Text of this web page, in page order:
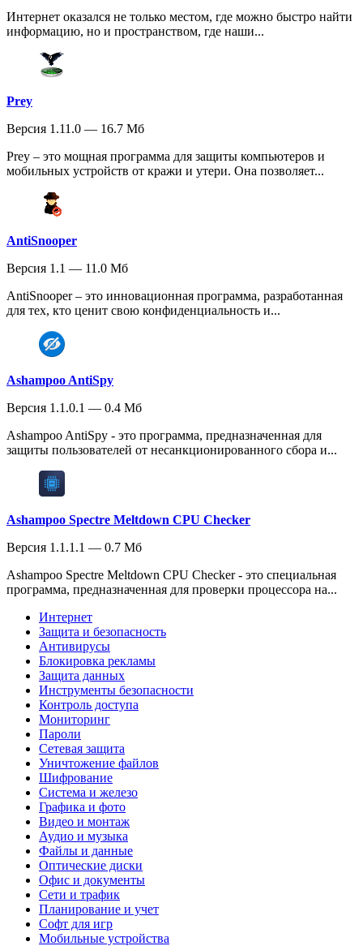
Интернет оказался не только местом, где можно быстро найти
информацию, но и пространством, где наши...
Prey
Версия 1.11.0 — 16.7 Мб
Prey – это мощная программа для защиты компьютеров и
мобильных устройств от кражи и утери. Она позволяет...
AntiSnooper
Версия 1.1 — 11.0 Мб
AntiSnooper – это инновационная программа, разработанная
для тех, кто ценит свою конфиденциальность и...
Ashampoo AntiSpy
Версия 1.1.0.1 — 0.4 Мб
Ashampoo AntiSpy - это программа, предназначенная для
защиты пользователей от несанкционированного сбора и...
Ashampoo Spectre Meltdown CPU Checker
Версия 1.1.1.1 — 0.7 Мб
Ashampoo Spectre Meltdown CPU Checker - это специальная
программа, предназначенная для проверки процессора на...
Интернет
Защита и безопасность
Антивирусы
Блокировка рекламы
Защита данных
Инструменты безопасности
Контроль доступа
Мониторинг
Пароли
Сетевая защита
Уничтожение файлов
Шифрование
Система и железо
Графика и фото
Видео и монтаж
Аудио и музыка
Файлы и данные
Оптические диски
Офис и документы
Сети и трафик
Планирование и учет
Софт для игр
Мобильные устройства